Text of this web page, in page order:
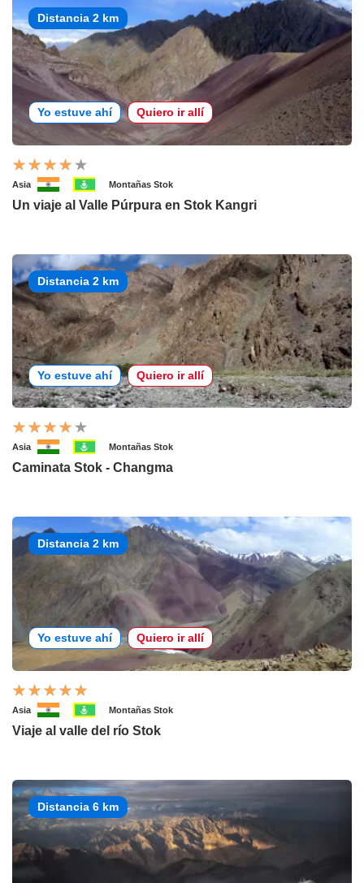
Distancia 2 km
Yo estuve ahí Quiero ir allí
Asia Montañas Stok
Un viaje al Valle Púrpura en Stok Kangri
Distancia 2 km
Yo estuve ahí Quiero ir allí
Asia Montañas Stok
Caminata Stok - Changma
Distancia 2 km
Yo estuve ahí Quiero ir allí
Asia Montañas Stok
Viaje al valle del río Stok
Distancia 6 km